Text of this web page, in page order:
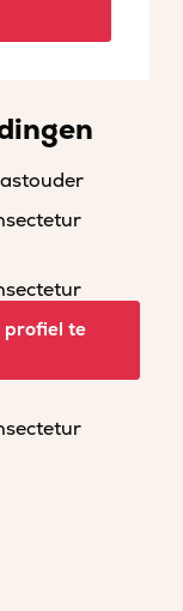
profiel te